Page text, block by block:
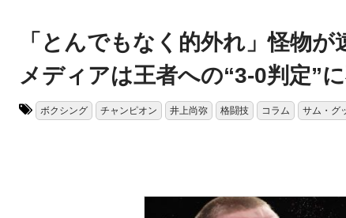
「とんでもなく的外れ」怪物
メディアは王者への“3-0判定”
ボクシング チャンピオン 井上尚弥 格闘技 コラム サム・グ